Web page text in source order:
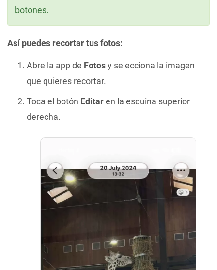
botones.
Así puedes recortar tus fotos:
Abre la app de Fotosy selecciona la imagen
que quieres recortar.
Toca el botón Editaren la esquina superior
derecha.